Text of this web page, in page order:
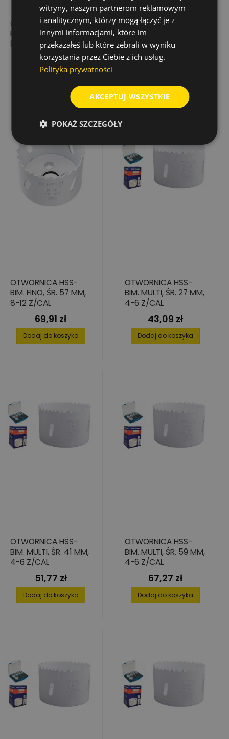
OTWORNICA HSS-
BIM. FINO, ŚR. 76 MM,
8-12 Z/CAL
Cena
85,03 zł
Dodaj do koszyka
OTWORNICA HSS-
BIMETAL PROGRESSOR
152 MM
Cena
208,70 zł
OTWORNICA HSS-
BIM. FINO, ŚR. 57 MM,
8-12 Z/CAL
Cena
69,91 zł
Dodaj do koszyka
OTWORNICA HSS-
BIM. MULTI, ŚR. 27 MM,
4-6 Z/CAL
Cena
43,09 zł
Dodaj do koszyka
OTWORNICA HSS-
BIM. MULTI, ŚR. 41 MM,
4-6 Z/CAL
Cena
51,77 zł
Dodaj do koszyka
OTWORNICA HSS-
BIM. MULTI, ŚR. 59 MM,
4-6 Z/CAL
Cena
67,27 zł
Dodaj do koszyka
witryny, naszym partnerom reklamowym
i analitycznym, którzy mogą łączyć je z
innymi informacjami, które im
przekazałeś lub które zebrali w wyniku
korzystania przez Ciebie z ich usług.
Polityka prywatności
AKCEPTUJ WSZYSTKIE
POKAŻ SZCZEGÓŁY